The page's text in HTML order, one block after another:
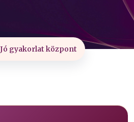
Jó gyakorlat központ